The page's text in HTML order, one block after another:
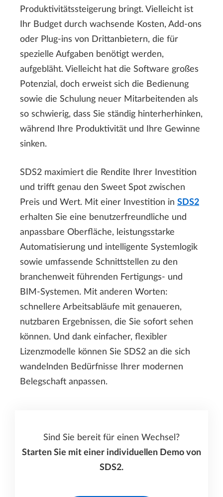
Produktivitätssteigerung bringt. Vielleicht ist
Ihr Budget durch wachsende Kosten, Add-ons
oder Plug-ins von Drittanbietern, die für
spezielle Aufgaben benötigt werden,
aufgebläht. Vielleicht hat die Software großes
Potenzial, doch erweist sich die Bedienung
sowie die Schulung neuer Mitarbeitenden als
so schwierig, dass Sie ständig hinterherhinken,
während Ihre Produktivität und Ihre Gewinne
sinken.
SDS2 maximiert die Rendite Ihrer Investition
und trifft genau den Sweet Spot zwischen
Preis und Wert. Mit einer Investition in SDS2
erhalten Sie eine benutzerfreundliche und
anpassbare Oberfläche, leistungsstarke
Automatisierung und intelligente Systemlogik
sowie umfassende Schnittstellen zu den
branchenweit führenden Fertigungs- und
BIM-Systemen. Mit anderen Worten:
schnellere Arbeitsabläufe mit genaueren,
nutzbaren Ergebnissen, die Sie sofort sehen
können. Und dank einfacher, flexibler
Lizenzmodelle können Sie SDS2 an die sich
wandelnden Bedürfnisse Ihrer modernen
Belegschaft anpassen.
Sind Sie bereit für einen Wechsel?
Starten Sie mit einer individuellen Demo von
SDS2.